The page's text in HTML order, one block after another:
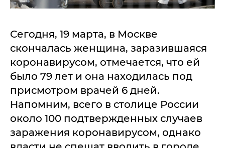
Сегодня, 19 марта, в Москве
скончалась женщина, заразившаяся
коронавирусом, отмечается, что ей
было 79 лет и она находилась под
присмотром врачей 6 дней.
Напомним, всего в столице России
около 100 подтвержденных случаев
заражения коронавирусом, однако